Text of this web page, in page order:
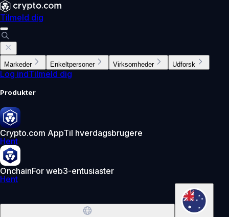
Tilmeld dig
Markeder Enkeltpersoner Virksomheder Udforsk
Log indTilmeld dig
Produkter
Crypto.com AppTil hverdagsbrugere
Hent
OnchainFor web3-entusiaster
Hent